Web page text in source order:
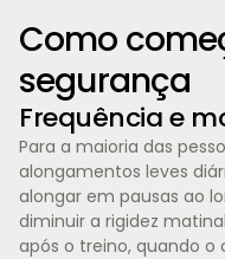
Como
segurança
Frequência e
Para a maioria das
alongamentos leves
alongar em pausas ao
diminuir a rigidez
após o treino, quando o